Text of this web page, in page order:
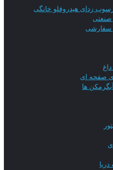
زدای هیدروفلو خانگی
صنعتی
سفارشی
صفحه ای
ها